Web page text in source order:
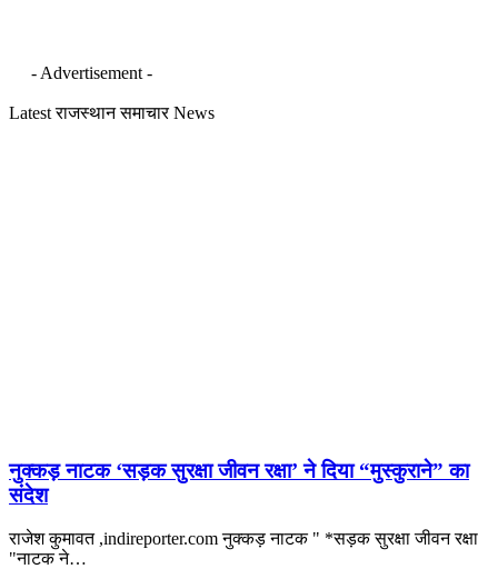
- Advertisement -
Latest राजस्थान समाचार News
नुक्कड़ नाटक ‘सड़क सुरक्षा जीवन रक्षा’ ने दिया “मुस्कुराने” का
संदेश
राजेश कुमावत ,indireporter.com नुक्कड़ नाटक " *सड़क सुरक्षा जीवन रक्षा
"नाटक ने…